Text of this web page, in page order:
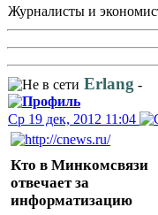
Журналисты и
Erlang -
Ср 19 дек, 2012 11:04
Кто в Минкомсвязи
отвечает за
информатизацию